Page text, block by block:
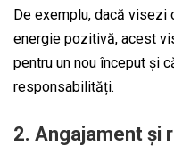
De exemplu, dacă visezi
energie pozitivă, acest
pentru un nou început și
responsabilități.
2.Angajament și